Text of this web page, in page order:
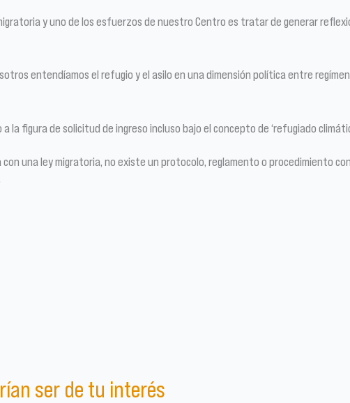
y uno de los esfuerzos de nuestro Centro es tratar de generar
entendíamos el refugio y el asilo en una dimensión política entre
la figura de solicitud de ingreso incluso bajo el concepto de ‘refugiado
una ley migratoria, no existe un protocolo, reglamento o procedimiento
ser de tu interés